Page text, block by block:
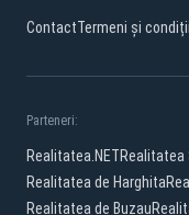
ContactTermeni și condiții
Parteneri:
Realitatea.NETRealitatea
Realitatea de Harghita
Realitatea de Buzau